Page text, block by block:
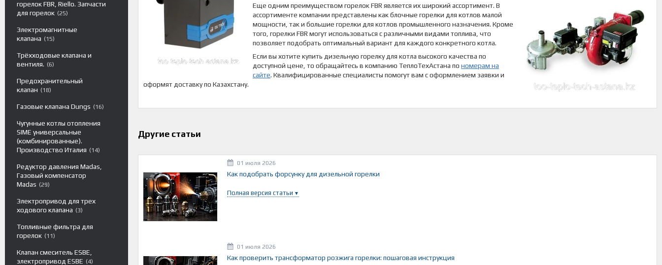
горелок FBR, Riello. Запчасти
для горелок
25
Электромагнитные
клапана
15
Трёхходовые клапана и
вентиля.
6
Предохранительный
клапан
18
Газовые клапана Dungs 16
Чугунные котлы отопления
SIME универсальные
(комбинированные).
Производство Италия
14
Редуктор давления Madas,
Газовый компенсатор
Madas
29
Электропривод для трех
ходового клапана
3
Топливные фильтра для
горелок
11
Клапан смеситель ESBE,
электропривод ESBE
4
Еще одним преимуществом горелок FBR является их широкий ассортимент. В
ассортименте компании представлены как блочные горелки для котлов малой
мощности, так и большие горелки для котлов промышленного назначения. Кроме
того, горелки FBR могут использоваться с различными видами топлива, что
позволяет подобрать оптимальный вариант для каждого конкретного котла.
Если вы хотите купить дизельную горелку для котла высокого качества по
доступной цене, то обращайтесь в компанию ТеплоТехАстана по номерам на
сайте. Квалифицированные специалисты помогут вам с оформлением заявки и
оформят доставку по Казахстану.
Другие статьи
01 июля 2026
Как подобрать форсунку для дизельной горелки
Полная версия статьи
01 июля 2026
Как проверить трансформатор розжига горелки: пошаговая инструкция